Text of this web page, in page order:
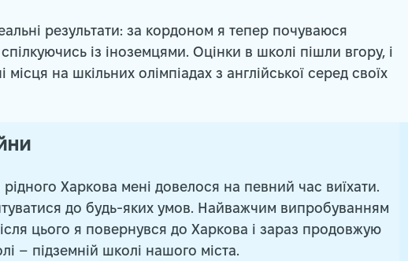
результати: за кордоном я тепер почуваюся
із іноземцями. Оцінки в школі пішли вгору, і
місця на шкільних олімпіадах з англійської серед своїх
Харкова мені довелося на певний час виїхати.
до будь-яких умов. Найважчим випробуванням
цього я повернувся до Харкова і зараз продовжую
– підземній школі нашого міста.